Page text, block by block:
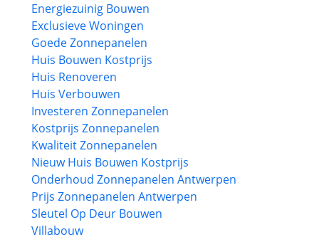
Energiezuinig Bouwen
Exclusieve Woningen
Goede Zonnepanelen
Huis Bouwen Kostprijs
Huis Renoveren
Huis Verbouwen
Investeren Zonnepanelen
Kostprijs Zonnepanelen
Kwaliteit Zonnepanelen
Nieuw Huis Bouwen Kostprijs
Onderhoud Zonnepanelen Antwerpen
Prijs Zonnepanelen Antwerpen
Sleutel Op Deur Bouwen
Villabouw